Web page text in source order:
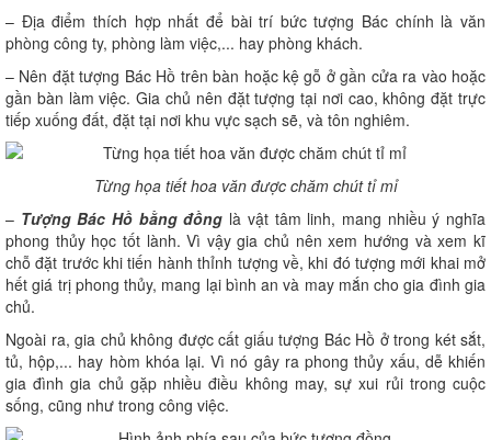
– Địa điểm thích hợp nhất để bài trí bức tượng Bác chính là văn
phòng công ty, phòng làm việc,... hay phòng khách.
– Nên đặt tượng Bác Hồ trên bàn hoặc kệ gỗ ở gần cửa ra vào hoặc
gần bàn làm việc. Gia chủ nên đặt tượng tại nơi cao, không đặt trực
tiếp xuống đất, đặt tại nơi khu vực sạch sẽ, và tôn nghiêm.
Từng họa tiết hoa văn được chăm chút tỉ mỉ
– Tượng Bác Hồ bằng đồng là vật tâm linh, mang nhiều ý nghĩa
phong thủy học tốt lành. Vì vậy gia chủ nên xem hướng và xem kĩ
chỗ đặt trước khi tiến hành thỉnh tượng về, khi đó tượng mới khai mở
hết giá trị phong thủy, mang lại bình an và may mắn cho gia đình gia
chủ.
Ngoài ra, gia chủ không được cất giấu tượng Bác Hồ ở trong két sắt,
tủ, hộp,... hay hòm khóa lại. Vì nó gây ra phong thủy xấu, dễ khiến
gia đình gia chủ gặp nhiều điều không may, sự xui rủi trong cuộc
sống, cũng như trong công việc.